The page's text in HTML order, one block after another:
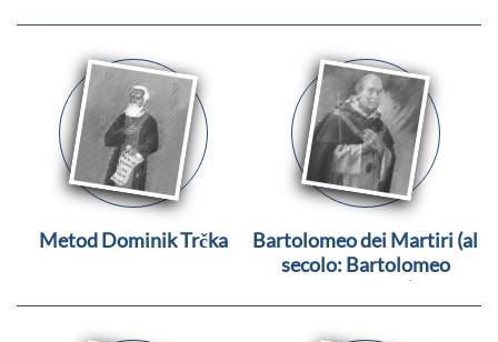
Metod Dominik Trčka
Bartolomeo dei Martiri (al
secolo: Bartolomeo